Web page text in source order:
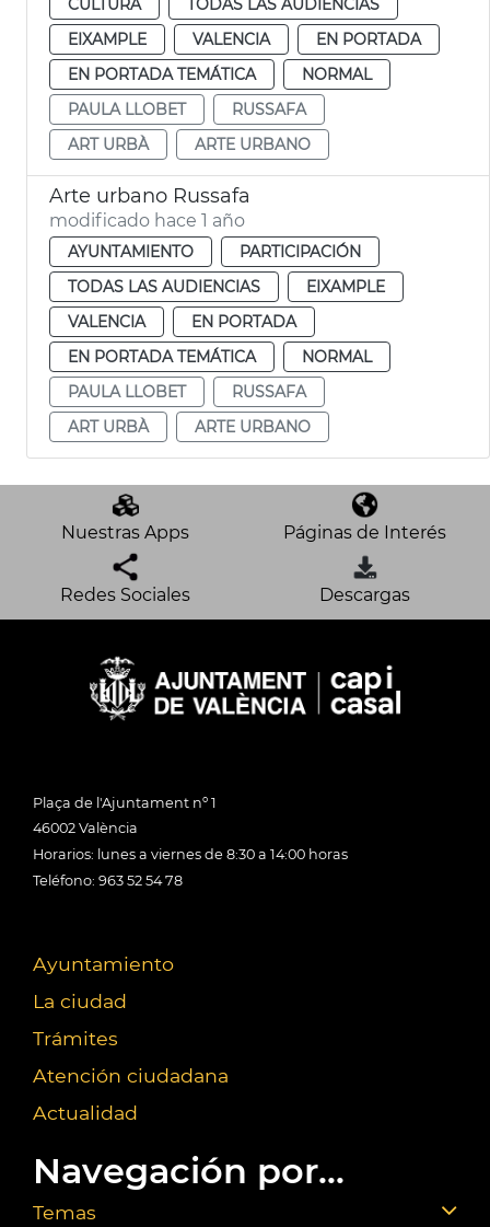
EIXAMPLE
VALENCIA
EN PORTADA
EN PORTADA TEMÁTICA
NORMAL
PAULA LLOBET
RUSSAFA
ART URBÀ
ARTE URBANO
Arte urbano Russafa
modificado hace 1 año
AYUNTAMIENTO
PARTICIPACIÓN
TODAS LAS AUDIENCIAS
EIXAMPLE
VALENCIA
EN PORTADA
EN PORTADA TEMÁTICA
NORMAL
PAULA LLOBET
RUSSAFA
ART URBÀ
ARTE URBANO
Nuestras Apps Páginas de Interés
Redes Sociales Descargas
Plaça de l'Ajuntament nº 1
46002 València
Horarios: lunes a viernes de 8:30 a 14:00 horas
Teléfono: 963 52 54 78
Ayuntamiento
La ciudad
Trámites
Atención ciudadana
Actualidad
Navegación por...
Temas